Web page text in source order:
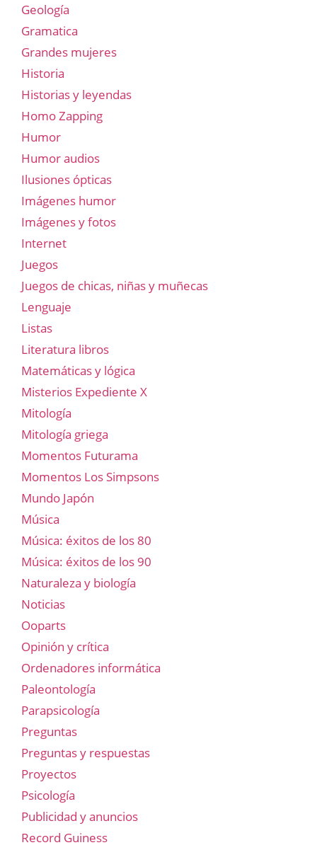
Geología
Gramatica
Grandes mujeres
Historia
Historias y leyendas
Homo Zapping
Humor
Humor audios
Ilusiones ópticas
Imágenes humor
Imágenes y fotos
Internet
Juegos
Juegos de chicas, niñas y muñecas
Lenguaje
Listas
Literatura libros
Matemáticas y lógica
Misterios Expediente X
Mitología
Mitología griega
Momentos Futurama
Momentos Los Simpsons
Mundo Japón
Música
Música: éxitos de los 80
Música: éxitos de los 90
Naturaleza y biología
Noticias
Ooparts
Opinión y crítica
Ordenadores informática
Paleontología
Parapsicología
Preguntas
Preguntas y respuestas
Proyectos
Psicología
Publicidad y anuncios
Record Guiness